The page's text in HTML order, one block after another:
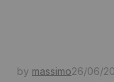
by massimo26/06/